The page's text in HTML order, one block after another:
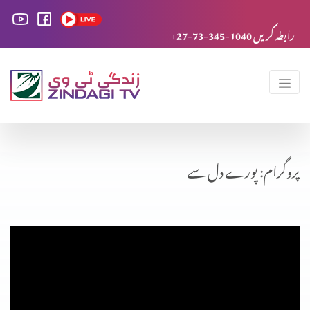
+27-73-345-1040 رابطہ کریں
پروگرام: پورے دل سے